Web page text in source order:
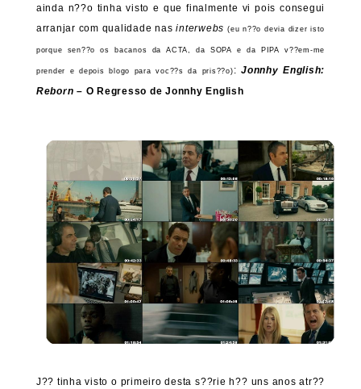
ainda n??o tinha visto e que finalmente vi pois consegui
arranjar com qualidade nas interwebs (eu n??o devia dizer isto
porque sen??o os bacanos da ACTA, da SOPA e da PIPA v??em-me
prender e depois blogo para voc??s da pris??o) :Jonnhy English:
Reborn – O Regresso de Jonnhy English
J?? tinha visto o primeiro desta s??rie h?? uns anos atr??